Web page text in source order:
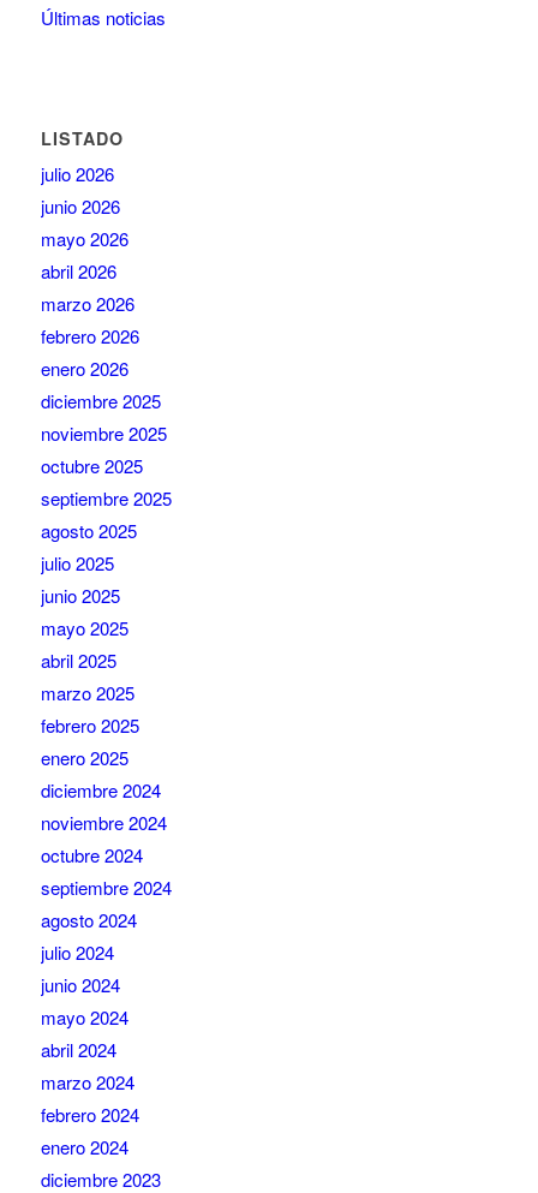
Últimas noticias
LISTADO
julio 2026
junio 2026
mayo 2026
abril 2026
marzo 2026
febrero 2026
enero 2026
diciembre 2025
noviembre 2025
octubre 2025
septiembre 2025
agosto 2025
julio 2025
junio 2025
mayo 2025
abril 2025
marzo 2025
febrero 2025
enero 2025
diciembre 2024
noviembre 2024
octubre 2024
septiembre 2024
agosto 2024
julio 2024
junio 2024
mayo 2024
abril 2024
marzo 2024
febrero 2024
enero 2024
diciembre 2023